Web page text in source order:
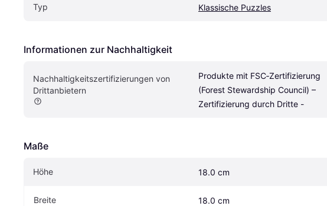
Typ Klassische Puzzles
Informationen zur Nachhaltigkeit
Nachhaltigkeitszertifizierungen von
Drittanbietern
Produkte mit FSC‑Zertifizierung
(Forest Stewardship Council) –
Zertifizierung durch Dritte -
Maße
Höhe 18.0 cm
Breite 18.0 cm